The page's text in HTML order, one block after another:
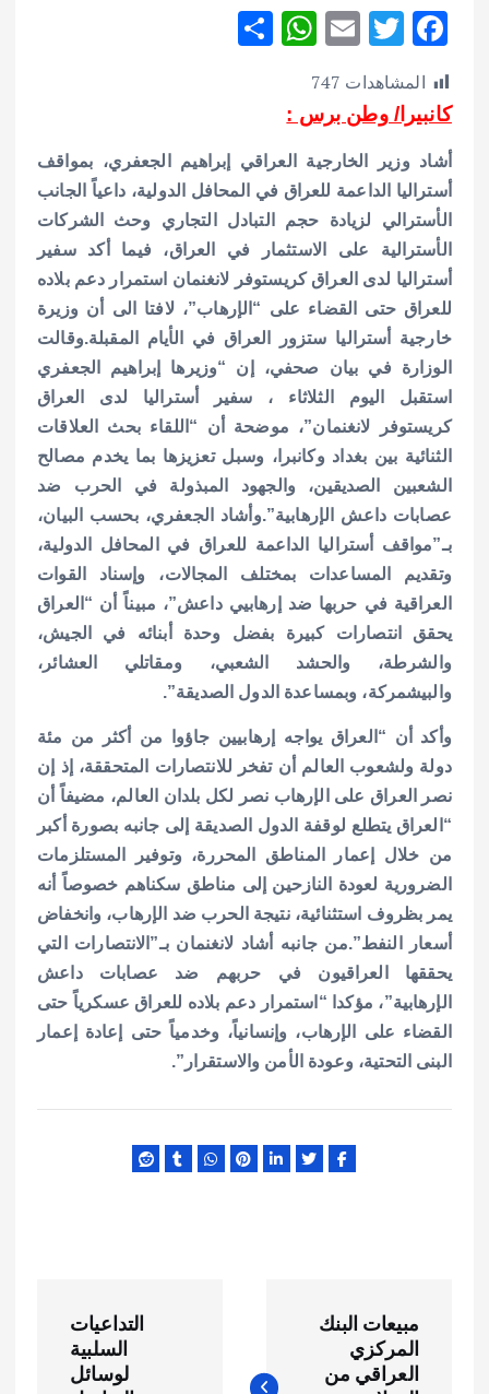
F
ac
e
b
o
o
k
T
w
it
te
r
E
ai
l
W
A
p
p
المشاهدات 747
كانبيرا/ وطن برس :
أشاد وزير الخارجية العراقي إبراهيم الجعفري، بمواقف
أستراليا الداعمة للعراق في المحافل الدولية، داعياً الجانب
الأسترالي لزيادة حجم التبادل التجاري وحث الشركات
الأسترالية على الاستثمار في العراق، فيما أكد سفير
أستراليا لدى العراق كريستوفر لانغنمان استمرار دعم بلاده
للعراق حتى القضاء على “الإرهاب”، لافتا الى أن وزيرة
خارجية أستراليا ستزور العراق في الأيام المقبلة.وقالت
الوزارة في بيان صحفي، إن “وزيرها إبراهيم الجعفري
استقبل اليوم الثلاثاء ، سفير أستراليا لدى العراق
كريستوفر لانغنمان”، موضحة أن “اللقاء بحث العلاقات
الثنائية بين بغداد وكانبرا، وسبل تعزيزها بما يخدم مصالح
الشعبين الصديقين، والجهود المبذولة في الحرب ضد
عصابات داعش الإرهابية”.وأشاد الجعفري، بحسب البيان،
بـ”مواقف أستراليا الداعمة للعراق في المحافل الدولية،
وتقديم المساعدات بمختلف المجالات، وإسناد القوات
العراقية في حربها ضد إرهابيي داعش”، مبيناً أن “العراق
يحقق انتصارات كبيرة بفضل وحدة أبنائه في الجيش،
والشرطة، والحشد الشعبي، ومقاتلي العشائر،
والبيشمركة، وبمساعدة الدول الصديقة”.
وأكد أن “العراق يواجه إرهابيين جاؤوا من أكثر من مئة
دولة ولشعوب العالم أن تفخر للانتصارات المتحققة، إذ إن
نصر العراق على الإرهاب نصر لكل بلدان العالم، مضيفاً أن
“العراق يتطلع لوقفة الدول الصديقة إلى جانبه بصورة أكبر
من خلال إعمار المناطق المحررة، وتوفير المستلزمات
الضرورية لعودة النازحين إلى مناطق سكناهم خصوصاً أنه
يمر بظروف استثنائية، نتيجة الحرب ضد الإرهاب، وانخفاض
أسعار النفط”.من جانبه أشاد لانغنمان بـ”الانتصارات التي
يحققها العراقيون في حربهم ضد عصابات داعش
الإرهابية”، مؤكدا “استمرار دعم بلاده للعراق عسكرياً حتى
القضاء على الإرهاب، وإنسانياً، وخدمياً حتى إعادة إعمار
البنى التحتية، وعودة الأمن والاستقرار”.
ص
مبيعات البنك
المركزي
العراقي من
التداعيات
السلبية
لوسائل